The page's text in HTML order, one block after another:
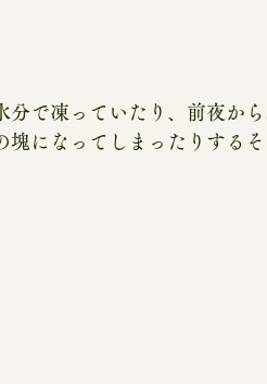
で凍っていたり、前夜か
になってしまったりするそ